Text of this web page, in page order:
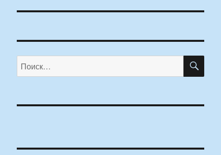
Искать: